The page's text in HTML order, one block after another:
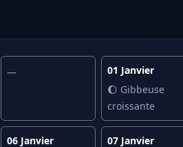
—
01 Janvier
🌔 Gibbeuse
croissante
06 Janvier
07 Janvier